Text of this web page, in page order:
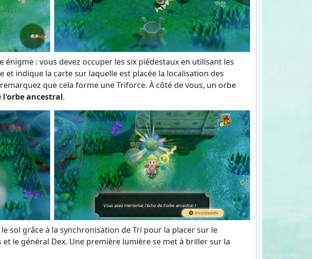
énigme : vous devez occuper les six piédestaux en utilisant les
et indique la carte sur laquelle est placée la localisation des
que cela forme une Triforce. À côté de vous, un orbe
l'orbe ancestral.
sol grâce à la synchronisation de Tri pour la placer sur le
le général Dex. Une première lumière se met à briller sur la